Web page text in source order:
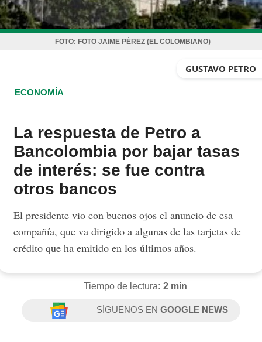
FOTO: FOTO JAIME PÉREZ (EL COLOMBIANO)
GUSTAVO PETRO
ECONOMÍA
La respuesta de Petro a
Bancolombia por bajar tasas
de interés: se fue contra
otros bancos
El presidente vio con buenos ojos el anuncio de esa
compañía, que va dirigido a algunas de las tarjetas de
crédito que ha emitido en los últimos años.
Tiempo de lectura: 2 min
SÍGUENOS ENGOOGLE NEWS